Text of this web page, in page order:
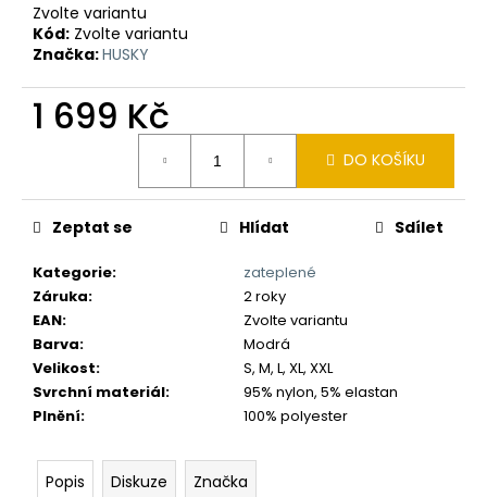
Zvolte variantu
Kód: Zvolte variantu
Značka:HUSKY
1 699 Kč
DO KOŠÍKU
Kategorie:
zateplené
Záruka:
2 roky
EAN:
Zvolte variantu
Barva:
Modrá
Velikost:
S, M, L, XL, XXL
Svrchní materiál:
95% nylon, 5% elastan
Plnění: 100% polyester
Zeptat se Hlídat Sdílet
Popis Diskuze Značka
u
č
u